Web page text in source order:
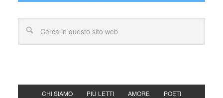
CHI SIAMO PIÙ LETTI AMORE POETI